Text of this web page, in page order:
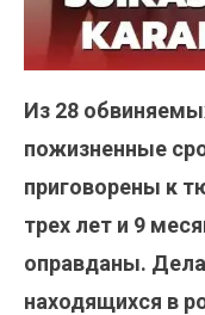
Из 28
пожизненные
приговорены к
трех лет и 9
оправданы.
находящихся в